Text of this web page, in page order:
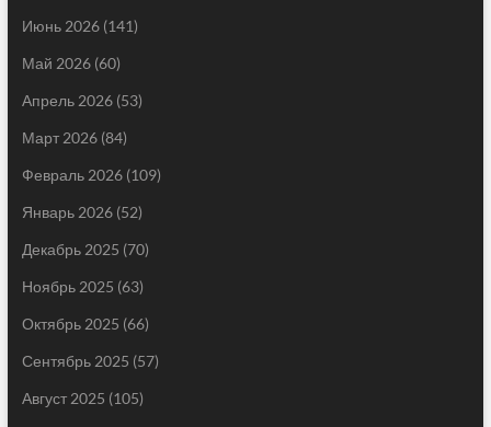
Июнь 2026(141)
Май 2026(60)
Апрель 2026(53)
Март 2026(84)
Февраль 2026(109)
Январь 2026(52)
Декабрь 2025 (70)
Ноябрь 2025 (63)
Октябрь 2025 (66)
Сентябрь 2025 (57)
Август 2025 (105)